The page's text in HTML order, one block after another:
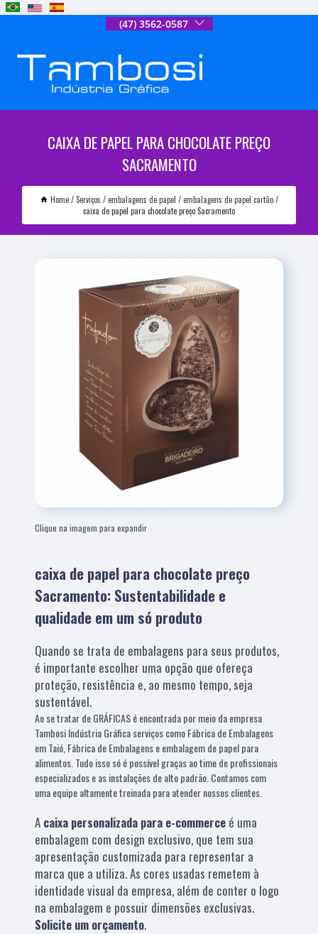
(47) 3562-0587
CAIXA DE PAPEL PARA CHOCOLATE PREÇO
SACRAMENTO
Home Serviços embalagens de papel
embalagens de papel cartão
caixa de papel para chocolate preço Sacramento
Clique na imagem para expandir
caixa de papel para chocolate preço
Sacramento: Sustentabilidade e
qualidade em um só produto
Quando se trata de embalagens para seus produtos,
é importante escolher uma opção que ofereça
proteção, resistência e, ao mesmo tempo, seja
sustentável.
Ao se tratar de GRÁFICAS é encontrada por meio da empresa
Tambosi Indústria Gráfica serviços como Fábrica de Embalagens
em Taió, Fábrica de Embalagens e embalagem de papel para
alimentos. Tudo isso só é possível graças ao time de profissionais
especializados e as instalações de alto padrão. Contamos com
uma equipe altamente treinada para atender nossos clientes.
A caixa personalizada para e-commerce é uma
embalagem com design exclusivo, que tem sua
apresentação customizada para representar a
marca que a utiliza. As cores usadas remetem à
identidade visual da empresa, além de conter o logo
na embalagem e possuir dimensões exclusivas.
Solicite um orçamento.